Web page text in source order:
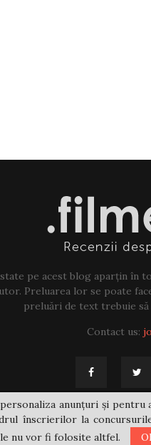
pe acest blog aparțin în
Preluarea lor se poate
preluări de text trebuie
Contact us:
@2021
anunțuri și
înscrierilor la
nu vor fi folosite altfel.